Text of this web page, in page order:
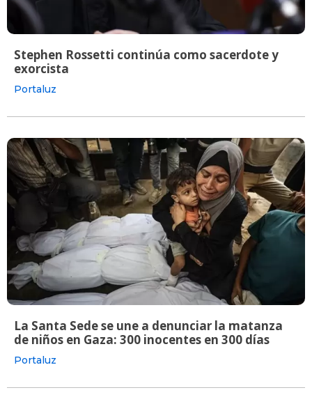
Stephen Rossetti continúa como sacerdote y
exorcista
Portaluz
La Santa Sede se une a denunciar la matanza
de niños en Gaza: 300 inocentes en 300 días
Portaluz